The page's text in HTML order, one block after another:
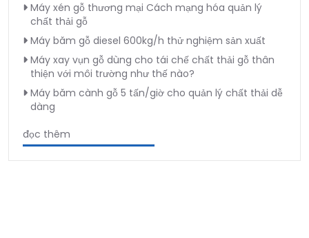
Máy xén gỗ thương mại Cách mạng hóa quản lý
chất thải gỗ
Máy băm gỗ diesel 600kg/h thử nghiệm sản xuất
Máy xay vụn gỗ dùng cho tái chế chất thải gỗ thân
thiện với môi trường như thế nào?
Máy băm cành gỗ 5 tấn/giờ cho quản lý chất thải dễ
dàng
đọc thêm